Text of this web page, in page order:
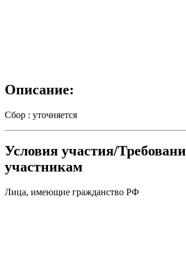
Описание:
Сбор : уточняется
Условия участия/
участникам
Лица, имеющие гражданство РФ